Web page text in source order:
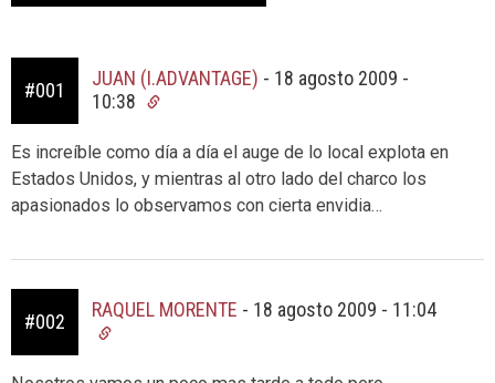
#001
JUAN (I.ADVANTAGE) - 18 agosto 2009 -
10:38
Es increíble como día a día el auge de lo local explota en
Estados Unidos, y mientras al otro lado del charco los
apasionados lo observamos con cierta envidia…
#002
RAQUEL MORENTE - 18 agosto 2009 - 11:04